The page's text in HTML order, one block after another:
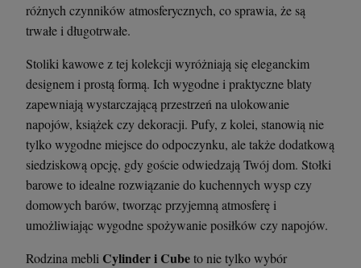
różnych czynników atmosferycznych, co sprawia, że są
trwałe i długotrwałe.
Stoliki kawowe z tej kolekcji wyróżniają się eleganckim
designem i prostą formą. Ich wygodne i praktyczne blaty
zapewniają wystarczającą przestrzeń na ulokowanie
napojów, książek czy dekoracji. Pufy, z kolei, stanowią nie
tylko wygodne miejsce do odpoczynku, ale także dodatkową
siedziskową opcję, gdy goście odwiedzają Twój dom. Stołki
barowe to idealne rozwiązanie do kuchennych wysp czy
domowych barów, tworząc przyjemną atmosferę i
umożliwiając wygodne spożywanie posiłków czy napojów.
Rodzina mebli Cylinder i Cubeto nie tylko wybór